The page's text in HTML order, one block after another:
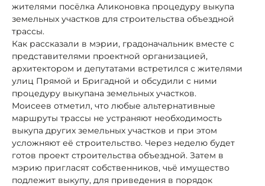
жителями посёлка Аликоновка процедуру выкупа
земельных участков для строительства объездной
трассы.
Как рассказали в мэрии, градоначальник вместе с
представителями проектной организацией,
архитектором и депутатами встретился с жителями
улиц Прямой и Бригадной и обсудили с ними
процедуру выкупана земельных участков.
Моисеев отметил, что любые альтернативные
маршруты трассы не устраняют необходимость
выкупа других земельных участков и при этом
усложняют её строительство. Через неделю будет
готов проект строительства объездной. Затем в
мэрию пригласят собственников, чьё имущество
подлежит выкупу, для приведения в порядок